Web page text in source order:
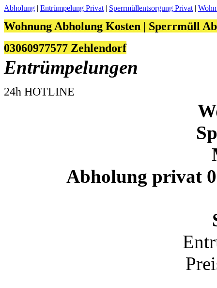
Abholung | Entrümpelung Privat | Sperrmüllentsorgung Privat |
Wohnung Abholung Kosten | Sperrmüll
03060977577 Zehlendorf
Entrümpelungen
24h HOTLINE
Abholung privat